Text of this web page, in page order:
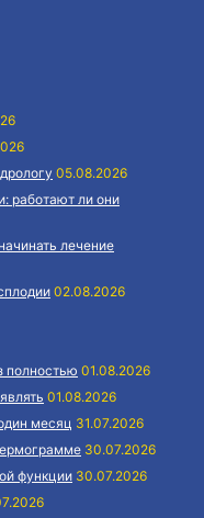
05.08.2026
работают ли они
лечение
02.08.2026
полностью 01.08.2026
01.08.2026
месяц 31.07.2026
30.07.2026
функции 30.07.2026